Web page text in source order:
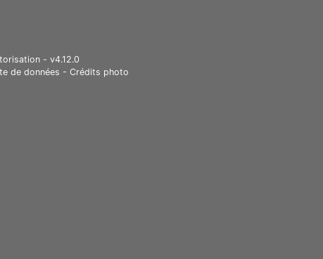
- v4.12.0
de données - Crédits photo